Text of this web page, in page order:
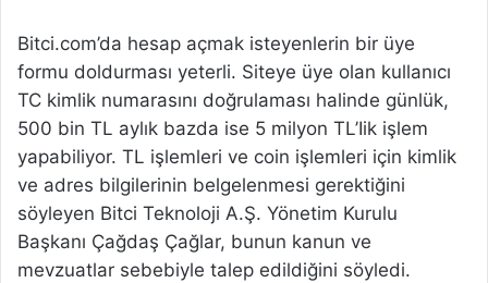
Bitci.com’da hesap açmak isteyenlerin bir üye
formu doldurması yeterli. Siteye üye olan kullanıcı
TC kimlik numarasını doğrulaması halinde günlük,
500 bin TL aylık bazda ise 5 milyon TL’Iik işlem
yapabiliyor. TL işlemleri ve coin işlemleri için kimlik
ve adres bilgilerinin belgelenmesi gerektiğini
söyleyen Bitci Teknoloji A.Ş. Yönetim Kurulu
Başkanı Çağdaş Çağlar, bunun kanun ve
mevzuatlar sebebiyle talep edildiğini söyledi.